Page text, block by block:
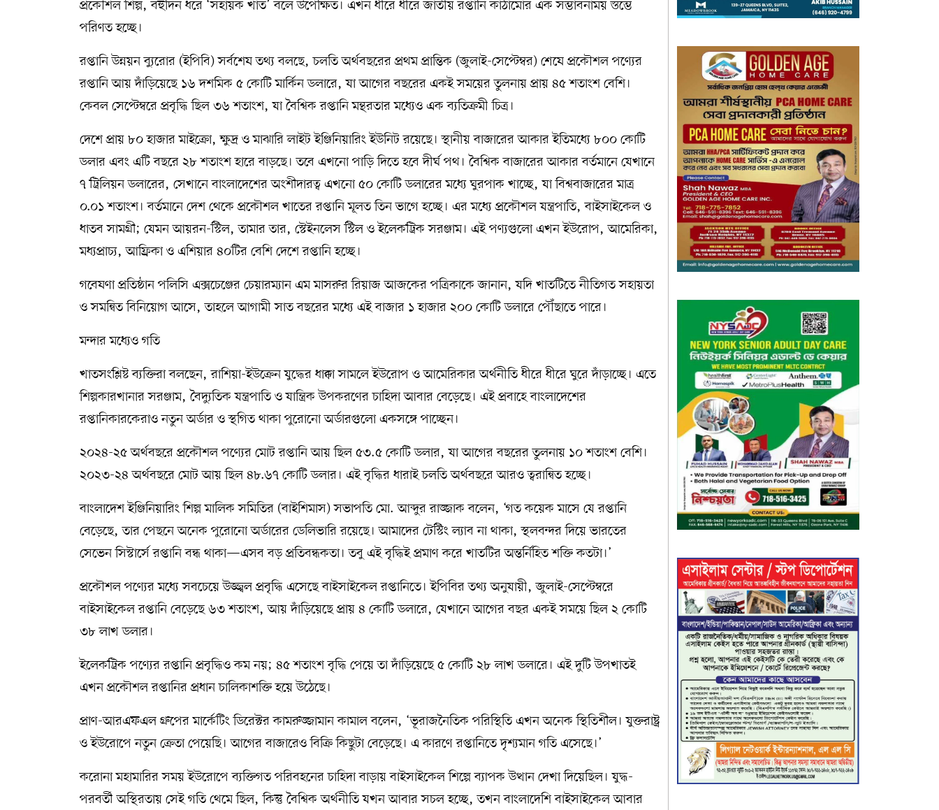
প্রকৌশল শিল্প, বহুদিন ধরে ‘সহায়ক খাত’ বলে উপেক্ষিত। এখন ধীরে ধীরে জাতীয় রপ্তানি কাঠামোর এক সম্ভাবনাময় স্তম্ভে
পরিণত হচ্ছে।
রপ্তানি উন্নয়ন ব্যুরোর (ইপিবি) সর্বশেষ তথ্য বলছে, চলতি অর্থবছরের প্রথম প্রান্তিক (জুলাই-সেপ্টেম্বর) শেষে প্রকৌশল পণ্যের
রপ্তানি আয় দাঁড়িয়েছে ১৬ দশমিক ৫ কোটি মার্কিন ডলারে, যা আগের বছরের একই সময়ের তুলনায় প্রায় ৪৫ শতাংশ বেশি।
কেবল সেপ্টেম্বরে প্রবৃদ্ধি ছিল ৩৬ শতাংশ, যা বৈশ্বিক রপ্তানি মন্থরতার মধ্যেও এক ব্যতিক্রমী চিত্র।
দেশে প্রায় ৮০ হাজার মাইক্রো, ক্ষুদ্র ও মাঝারি লাইট ইঞ্জিনিয়ারিং ইউনিট রয়েছে। স্থানীয় বাজারের আকার ইতিমধ্যে ৮০০ কোটি
ডলার এবং এটি বছরে ২৮ শতাংশ হারে বাড়ছে। তবে এখনো পাড়ি দিতে হবে দীর্ঘ পথ। বৈশ্বিক বাজারের আকার বর্তমানে যেখানে
৭ ট্রিলিয়ন ডলারের, সেখানে বাংলাদেশের অংশীদারত্ব এখনো ৫০ কোটি ডলারের মধ্যে ঘুরপাক খাচ্ছে, যা বিশ্ববাজারের মাত্র
০.০১ শতাংশ। বর্তমানে দেশ থেকে প্রকৌশল খাতের রপ্তানি মূলত তিন ভাগে হচ্ছে। এর মধ্যে প্রকৌশল যন্ত্রপাতি, বাইসাইকেল ও
ধাতব সামগ্রী; যেমন আয়রন-স্টিল, তামার তার, স্টেইনলেস স্টিল ও ইলেকট্রিক সরঞ্জাম। এই পণ্যগুলো এখন ইউরোপ, আমেরিকা,
মধ্যপ্রাচ্য, আফ্রিকা ও এশিয়ার ৪০টির বেশি দেশে রপ্তানি হচ্ছে।
গবেষণা প্রতিষ্ঠান পলিসি এক্সচেঞ্জের চেয়ারম্যান এম মাসরুর রিয়াজ আজকের পত্রিকাকে জানান, যদি খাতটিতে নীতিগত সহায়তা
ও সমন্বিত বিনিয়োগ আসে, তাহলে আগামী সাত বছরের মধ্যে এই বাজার ১ হাজার ২০০ কোটি ডলারে পৌঁছাতে পারে।
মন্দার মধ্যেও গতি
খাতসংশ্লিষ্ট ব্যক্তিরা বলছেন, রাশিয়া-ইউক্রেন যুদ্ধের ধাক্কা সামলে ইউরোপ ও আমেরিকার অর্থনীতি ধীরে ধীরে ঘুরে দাঁড়াচ্ছে। এতে
শিল্পকারখানার সরঞ্জাম, বৈদ্যুতিক যন্ত্রপাতি ও যান্ত্রিক উপকরণের চাহিদা আবার বেড়েছে। এই প্রবাহে বাংলাদেশের
রপ্তানিকারকেরাও নতুন অর্ডার ও স্থগিত থাকা পুরোনো অর্ডারগুলো একসঙ্গে পাচ্ছেন।
২০২৪-২৫ অর্থবছরে প্রকৌশল পণ্যের মোট রপ্তানি আয় ছিল ৫৩.৫ কোটি ডলার, যা আগের বছরের তুলনায় ১০ শতাংশ বেশি।
২০২৩-২৪ অর্থবছরে মোট আয় ছিল ৪৮.৬৭ কোটি ডলার। এই বৃদ্ধির ধারাই চলতি অর্থবছরে আরও ত্বরান্বিত হচ্ছে।
বাংলাদেশ ইঞ্জিনিয়ারিং শিল্প মালিক সমিতির (বাইশিমাস) সভাপতি মো. আব্দুর রাজ্জাক বলেন, ‘গত কয়েক মাসে যে রপ্তানি
বেড়েছে, তার পেছনে অনেক পুরোনো অর্ডারের ডেলিভারি রয়েছে। আমাদের টেস্টিং ল্যাব না থাকা, স্থলবন্দর দিয়ে ভারতের
সেভেন সিস্টার্সে রপ্তানি বন্ধ থাকা—এসব বড় প্রতিবন্ধকতা। তবু এই বৃদ্ধিই প্রমাণ করে খাতটির অন্তর্নিহিত শক্তি কতটা।’
প্রকৌশল পণ্যের মধ্যে সবচেয়ে উজ্জ্বল প্রবৃদ্ধি এসেছে বাইসাইকেল রপ্তানিতে। ইপিবির তথ্য অনুযায়ী, জুলাই-সেপ্টেম্বরে
বাইসাইকেল রপ্তানি বেড়েছে ৬৩ শতাংশ, আয় দাঁড়িয়েছে প্রায় ৪ কোটি ডলারে, যেখানে আগের বছর একই সময়ে ছিল ২ কোটি
৩৮ লাখ ডলার।
ইলেকট্রিক পণ্যের রপ্তানি প্রবৃদ্ধিও কম নয়; ৪৫ শতাংশ বৃদ্ধি পেয়ে তা দাঁড়িয়েছে ৫ কোটি ২৮ লাখ ডলারে। এই দুটি উপখাতই
এখন প্রকৌশল রপ্তানির প্রধান চালিকাশক্তি হয়ে উঠেছে।
প্রাণ-আরএফএল গ্রুপের মার্কেটিং ডিরেক্টর কামরুজ্জামান কামাল বলেন, ‘ভূরাজনৈতিক পরিস্থিতি এখন অনেক স্থিতিশীল। যুক্তরাষ্ট্র
ও ইউরোপে নতুন ক্রেতা পেয়েছি। আগের বাজারেও বিক্রি কিছুটা বেড়েছে। এ কারণে রপ্তানিতে দৃশ্যমান গতি এসেছে।’
করোনা মহামারির সময় ইউরোপে ব্যক্তিগত পরিবহনের চাহিদা বাড়ায় বাইসাইকেল শিল্পে ব্যাপক উত্থান দেখা দিয়েছিল। যুদ্ধ-
পরবর্তী অস্থিরতায় সেই গতি থেমে ছিল, কিন্তু বৈশ্বিক অর্থনীতি যখন আবার সচল হচ্ছে, তখন বাংলাদেশি বাইসাইকেল আবার